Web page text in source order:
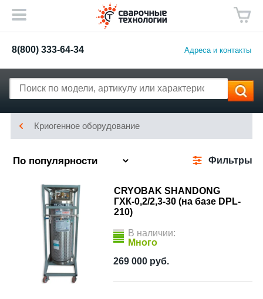
8(800) 333-64-34 Адреса и контакты
Криогенное оборудование
Фильтры
CRYOBAK SHANDONG
ГХК-0,2/2,3-30 (на базе DPL-
210)
В наличии:
Много
269 000 руб.